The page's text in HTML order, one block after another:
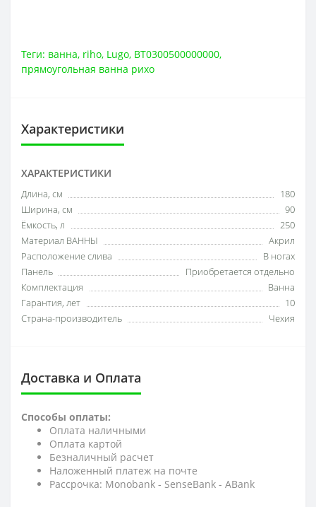
Теги: ванна, riho, Lugo, BT0300500000000,
прямоугольная ванна рихо
Характеристики
ХАРАКТЕРИСТИКИ
Длина, см
180
Ширина, см
90
Ёмкость, л
250
Материал ВАННЫ
Акрил
Расположение слива
В ногах
Панель
Приобретается отдельно
Комплектация
Ванна
Гарантия, лет
10
Страна-производитель
Чехия
Доставка и Оплата
Способы оплаты:
Оплата наличными
Оплата картой
Безналичный расчет
Наложенный платеж на почте
Рассрочка: Monobank - SenseBank - АBank